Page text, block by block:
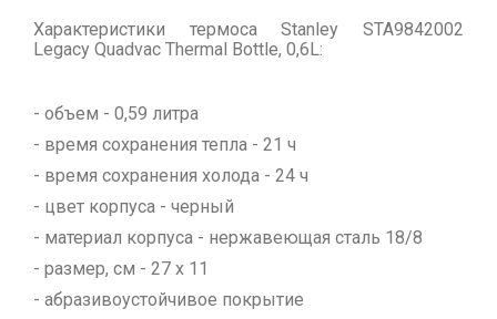
Характеристики термоса Stanley STA9842002
Legacy Quadvac Thermal Bottle, 0,6L:
- объем - 0,59 литра
- время сохранения тепла - 21 ч
- время сохранения холода - 24 ч
- цвет корпуса - черный
- материал корпуса - нержавеющая сталь 18/8
- размер, см - 27 х 11
- абразивоустойчивое покрытие